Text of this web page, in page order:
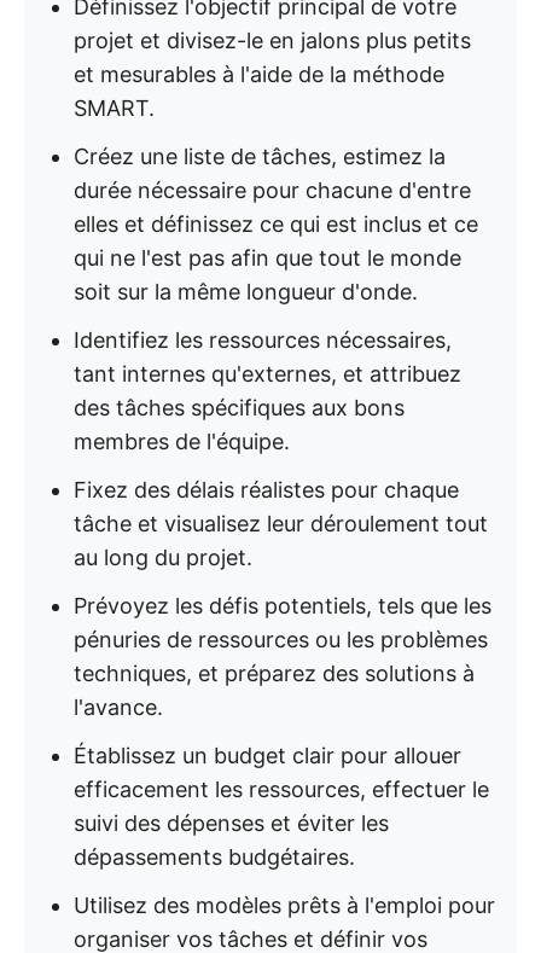
Définissez l'objectif principal de votre
projet et divisez-le en jalons plus petits
et mesurables à l'aide de la méthode
SMART.
Créez une liste de tâches, estimez la
durée nécessaire pour chacune d'entre
elles et définissez ce qui est inclus et ce
qui ne l'est pas afin que tout le monde
soit sur la même longueur d'onde.
Identifiez les ressources nécessaires,
tant internes qu'externes, et attribuez
des tâches spécifiques aux bons
membres de l'équipe.
Fixez des délais réalistes pour chaque
tâche et visualisez leur déroulement tout
au long du projet.
Prévoyez les défis potentiels, tels que les
pénuries de ressources ou les problèmes
techniques, et préparez des solutions à
l'avance.
Établissez un budget clair pour allouer
efficacement les ressources, effectuer le
suivi des dépenses et éviter les
dépassements budgétaires.
Utilisez des modèles prêts à l'emploi pour
organiser vos tâches et définir vos